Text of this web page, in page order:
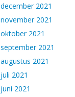
december 2021
november 2021
oktober 2021
september 2021
augustus 2021
juli 2021
juni 2021